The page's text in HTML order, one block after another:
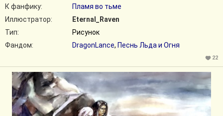
К фанфику:
Пламя во тьме
Иллюстратор:
Eternal_Raven
Тип:
Рисунок
Фандом:
DragonLance, Песнь Льда и Огня
22